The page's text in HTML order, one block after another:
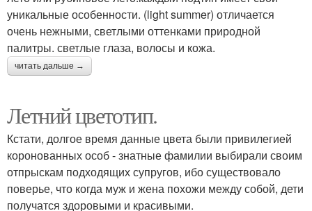
уникальные особенности. (light summer) отличается
очень нежными, светлыми оттенками природной
палитры. светлые глаза, волосы и кожа.
читать дальше →
Летний цветотип.
Кстати, долгое время данные цвета были привилегией
коронованных особ - знатные фамилии выбирали своим
отпрыскам подходящих супругов, ибо существовало
поверье, что когда муж и жена похожи между собой, дети
получатся здоровыми и красивыми.